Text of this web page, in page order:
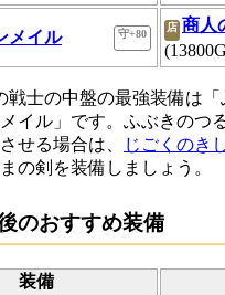
メイル 守+80
店 商人
戦士の中盤の最強装備は
メイル」です。ふぶきのつ
せる場合は、
じごくのき
の剣を装備しましょう。
のおすすめ装備
装備